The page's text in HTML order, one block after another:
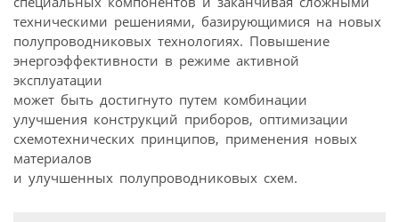
техническими решениями, базирующимися на новых
полупроводниковых технологиях. Повышение
энергоэффективности в режиме активной
эксплуатации
может быть достигнуто путем комбинации
улучшения конструкций приборов, оптимизации
схемотехнических принципов, применения новых
материалов
и улучшенных полупроводниковых схем.